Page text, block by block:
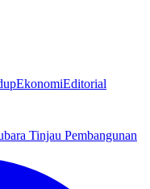
EkonomiEditorial
Tinjau Pembangunan